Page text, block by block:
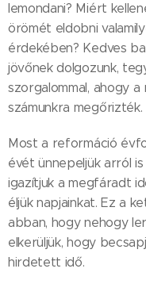
lemondani? Miért
örömét eldobni
érdekében? Kedves
jövőnek dolgozunk,
szorgalommal, ahogy
számunkra megőrizték.
Most a reformáció
évét ünnepeljük arról
igazítjuk a megfáradt
éljük napjainkat. Ez a
abban, hogy nehogy
elkerüljük, hogy
hirdetett idő.